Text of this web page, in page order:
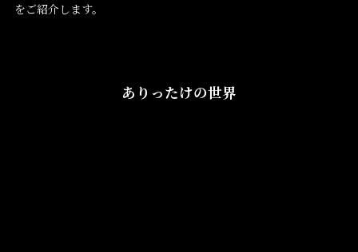
をご紹介します。
ありったけの世界